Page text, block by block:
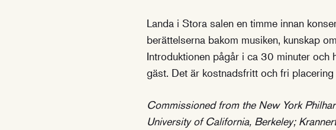
Landa i Stora salen en timme innan
berättelserna bakom musiken, kunskap
Introduktionen pågår i ca 30 minuter och
gäst. Det är kostnadsfritt och fri placering
Commissioned from the New York
University of California, Berkeley;